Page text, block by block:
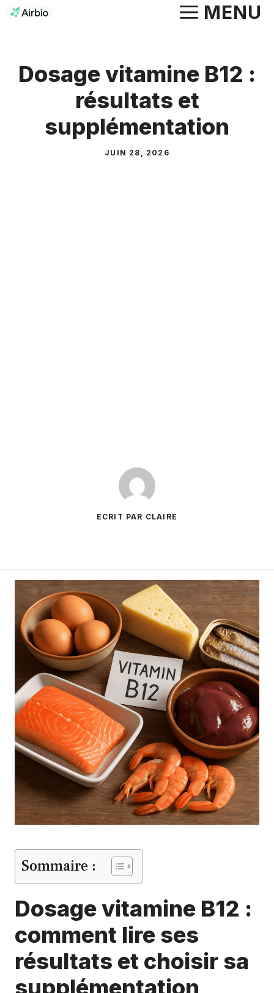
Aller
MENU
Dosage vitamine B12 :
résultats et
supplémentation
JUIN 28, 2026
ECRIT PAR CLAIRE
Sommaire :
Dosage vitamine B12 :
comment lire ses
résultats et choisir sa
supplémentation